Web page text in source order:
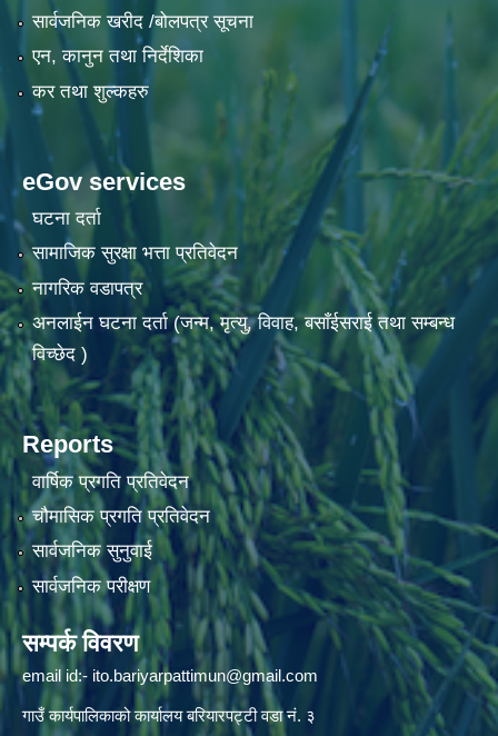
सार्वजनिक खरीद /बोलपत्र सूचना
एन, कानुन तथा निर्देशिका
कर तथा शुल्कहरु
eGov services
घटना दर्ता
सामाजिक सुरक्षा भत्ता प्रतिवेदन
नागरिक वडापत्र
अनलाईन घटना दर्ता (जन्म, मृत्यु, विवाह, बसाँईसराई तथा सम्बन्ध
विच्छेद )
Reports
वार्षिक प्रगति प्रतिवेदन
चौमासिक प्रगति प्रतिवेदन
सार्वजनिक सुनुवाई
सार्वजनिक परीक्षण
सम्पर्क विवरण
email id:- ito.bariyarpattimun@gmail.com
गाउँ कार्यपालिकाको कार्यालय बरियारपट्टी वडा नं. ३